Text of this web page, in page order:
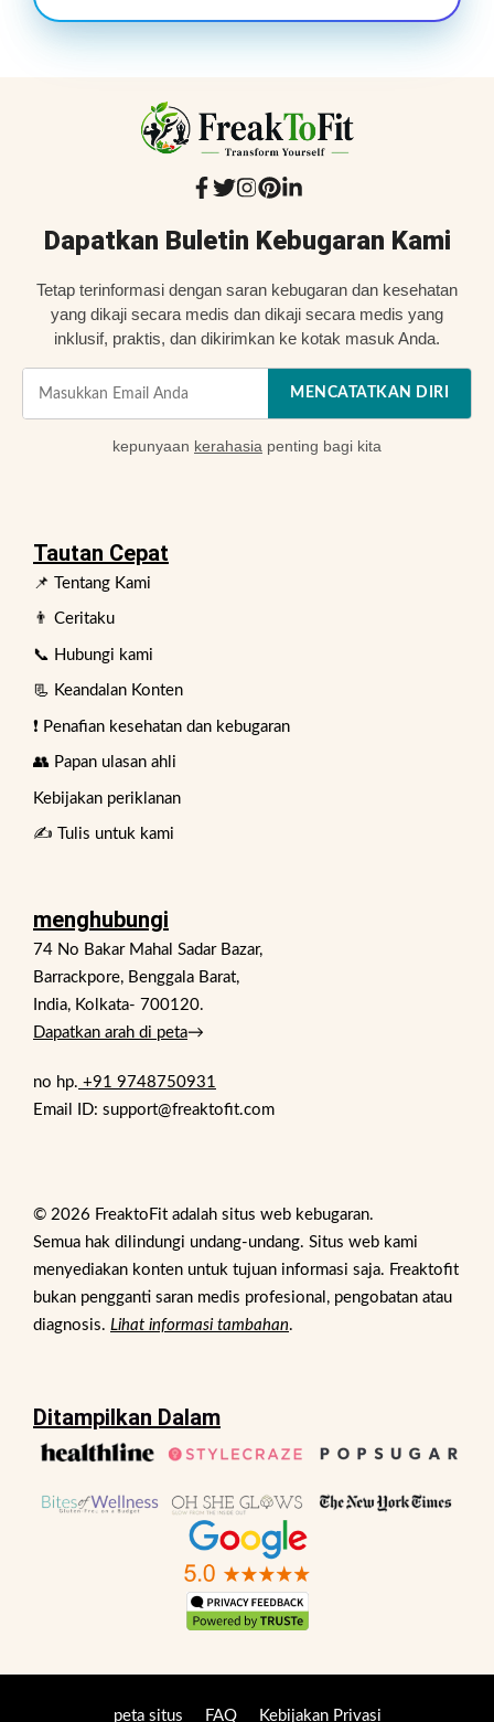
Dapatkan Buletin Kebugaran Kami
Tetap terinformasi dengan saran kebugaran dan kesehatan
yang dikaji secara medis dan dikaji secara medis yang
inklusif, praktis, dan dikirimkan ke kotak masuk Anda.
MENCATATKAN DIRI
kepunyaan kerahasia penting bagi kita
Tautan Cepat
📌 Tentang Kami
👨 Ceritaku
📞 Hubungi kami
📃 Keandalan Konten
❗ Penafian kesehatan dan kebugaran
👥 Papan ulasan ahli
Kebijakan periklanan
✍️ Tulis untuk kami
menghubungi
74 No Bakar Mahal Sadar Bazar,
Barrackpore, Benggala Barat,
India, Kolkata- 700120.
Dapatkan arah di peta→
no hp. +91 9748750931
Email ID: support@freaktofit.com
© 2026 FreaktoFit adalah situs web kebugaran.
Semua hak dilindungi undang-undang. Situs web kami
menyediakan konten untuk tujuan informasi saja. Freaktofit
bukan pengganti saran medis profesional, pengobatan atau
diagnosis. Lihat informasi tambahan.
Ditampilkan Dalam
peta situs FAQ Kebijakan Privasi